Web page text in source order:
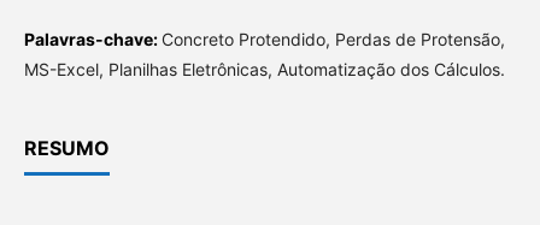
Palavras-chave: Concreto Protendido, Perdas de Protensão,
MS-Excel, Planilhas Eletrônicas, Automatização dos Cálculos.
RESUMO